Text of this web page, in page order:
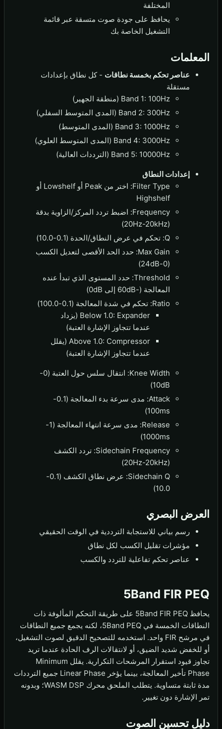
المختلفة
يحافظ على جودة صوت متسقة عبر قائمة
التشغيل الخاصة بك
المعلمات
عناصر تحكم بخمسة نطاقات - كل نطاق بإعدادات
مستقلة
Band 1: 100Hz (منطقة الجهير)
Band 2: 300Hz (المدى المتوسط السفلي)
Band 3: 1000Hz (المدى المتوسط)
Band 4: 3000Hz (المدى المتوسط العلوي)
Band 5: 10000Hz (الترددات العالية)
إعدادات النطاق
Filter Type: اختر من Peak أو Lowshelf أو
Highshelf
Frequency: اضبط تردد المركز/الزاوية بدقة
(20Hz-20kHz)
Q: تحكم في عرض النطاق/الحدة (0.1-10.0)
Max Gain: حدد الحد الأقصى لتعديل الكسب
(0-24dB)
Threshold: حدد المستوى الذي تبدأ عنده
المعالجة (-60dB إلى 0dB)
Ratio: تحكم في شدة المعالجة (0.1-100.0)
Below 1.0: Expander (يزداد
عندما تتجاوز الإشارة العتبة)
Above 1.0: Compressor (يقلل
عندما تتجاوز الإشارة العتبة)
Knee Width: انتقال سلس حول العتبة (0-
10dB)
Attack: مدى سرعة بدء المعالجة (0.1-
100ms)
Release: مدى سرعة انتهاء المعالجة (1-
1000ms)
Sidechain Frequency: تردد الكشف
(20Hz-20kHz)
Sidechain Q: عرض نطاق الكشف (0.1-
10.0)
العرض البصري
رسم بياني للاستجابة الترددية في الوقت الحقيقي
مؤشرات تقليل الكسب لكل نطاق
عناصر تحكم تفاعلية للتردد والكسب
5Band FIR PEQ
يحافظ 5Band FIR PEQ على طريقة التحكم المألوفة ذات
النطاقات الخمسة في 5Band PEQ، لكنه يجمع جميع النطاقات
في مرشح FIR واحد. استخدمه للتصحيح الدقيق لصوت التشغيل،
أو للخفض شديد الضيق، أو لانتقالات الرف الحادة عندما تريد
تجاوز قيود استقرار المرشحات التكرارية. يقلل Minimum
Phase تأخير المعالجة، بينما يؤخر Linear Phase جميع الترددات
مدة ثابتة متساوية. يتطلب الملحق محرك WASM DSP؛ وبدونه
تمر الإشارة دون تغيير.
دليل تحسين الصوت